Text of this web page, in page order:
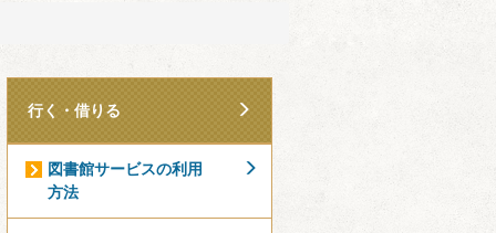
行く・借りる
図書館サービスの利用
方法